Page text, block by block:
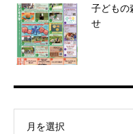
子どもの
せ
月を選択